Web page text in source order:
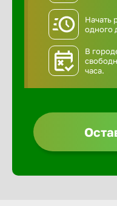
Начать
одного
В
часа.